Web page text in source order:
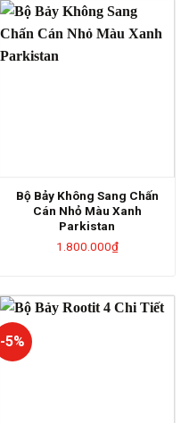
Bộ Bảy Không Sang Chấn
Cán Nhỏ Màu Xanh
Parkistan
1.800.000₫
-5%